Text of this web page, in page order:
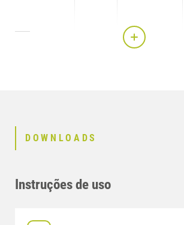
DOWNLOADS
Instruções de uso